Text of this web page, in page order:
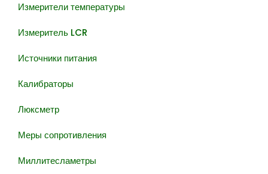
Измерители температуры
Измеритель LCR
Источники питания
Калибраторы
Люксметр
Меры сопротивления
Миллитесламетры